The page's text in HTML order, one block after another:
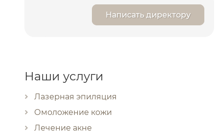
Написать директору
Наши услуги
Лазерная эпиляция
Омоложение кожи
Лечение акне